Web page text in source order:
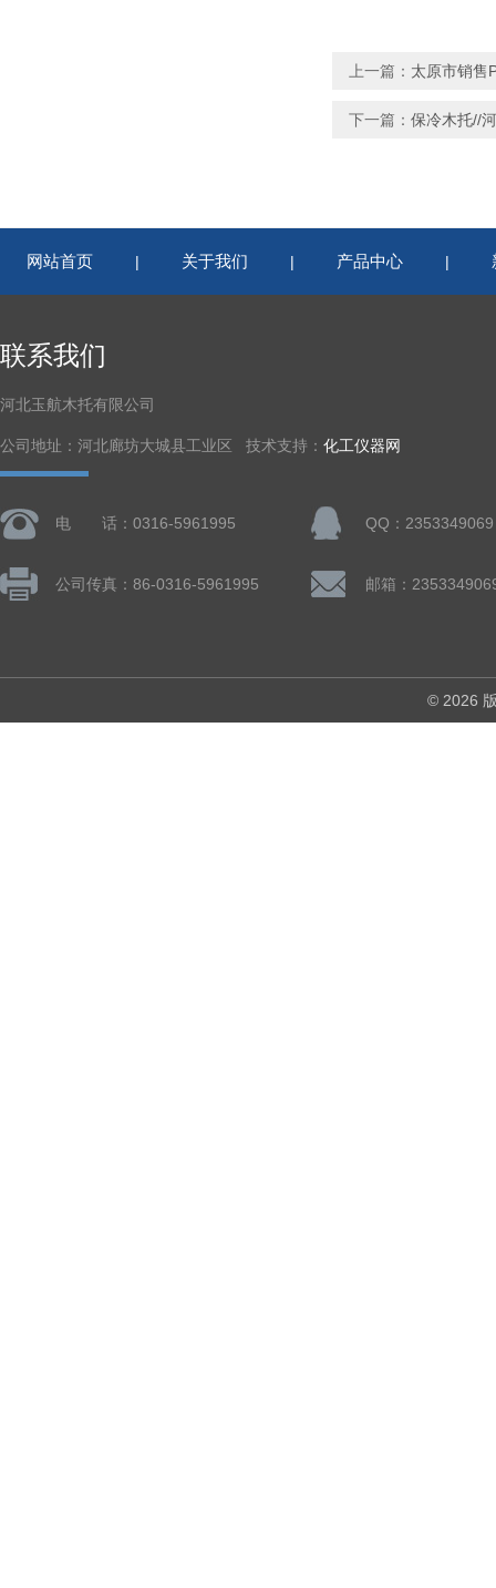
上一篇： 太原市销售
下一篇： 保冷木托//
网站首页 | 关于我们 | 产品中心 |
联系我们
河北玉航木托有限公司
公司地址：河北廊坊大城县工业区 技术支持： 化工仪器网
电 话：0316-5961995 QQ：2353349069
公司传真：86-0316-5961995 邮箱：
© 2026